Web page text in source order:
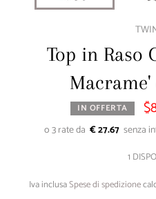
Top in Raso
IN OFFERTA
€ 27.67
1
Iva inclusaSpese di spedizione